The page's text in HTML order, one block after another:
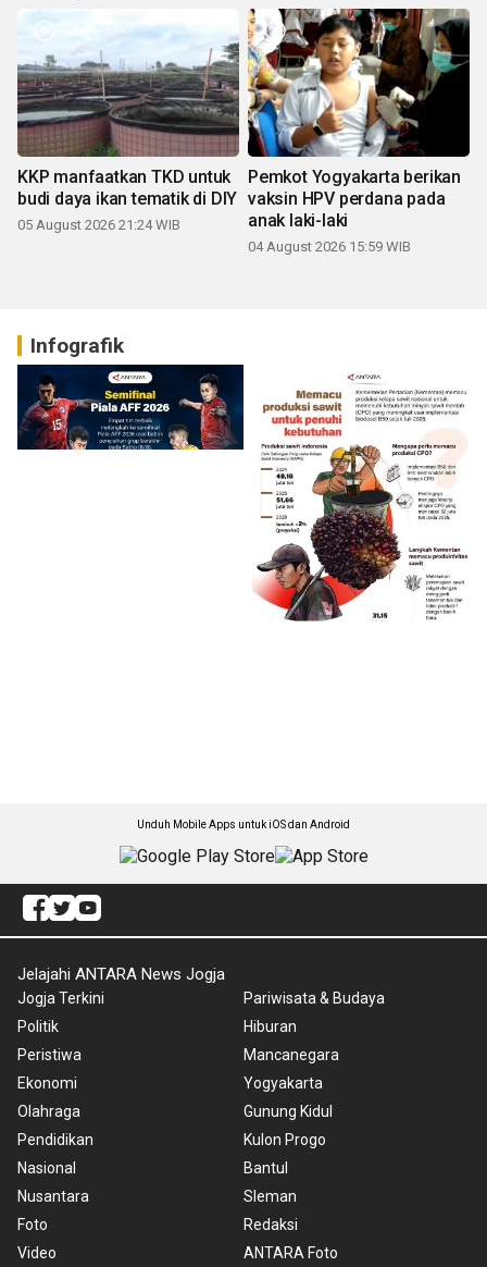
KKP manfaatkan TKD untuk
budi daya ikan tematik di DIY
05 August 2026 21:24 WIB
Pemkot Yogyakarta berikan
vaksin HPV perdana pada
anak laki-laki
04 August 2026 15:59 WIB
Infografik
Unduh Mobile Apps untuk iOS dan Android
Jelajahi ANTARA News Jogja
Jogja Terkini
Politik
Peristiwa
Ekonomi
Olahraga
Pendidikan
Nasional
Nusantara
Foto
Video
Pariwisata & Budaya
Hiburan
Mancanegara
Yogyakarta
Gunung Kidul
Kulon Progo
Bantul
Sleman
Redaksi
ANTARA Foto